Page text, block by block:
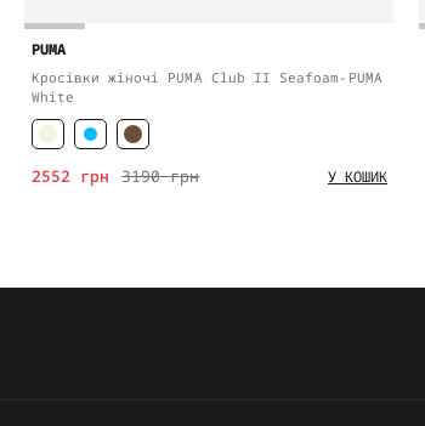
PUMA
Кросівки жіночі PUMA Club II Seafoam-PUMA
White
3190 грн
2552 грн У КОШИК